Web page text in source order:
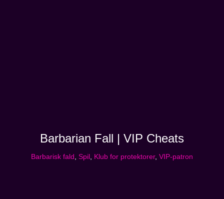
Barbarian Fall | VIP Cheats
Barbarisk fald , Spil , Klub for protektorer, VIP-patron